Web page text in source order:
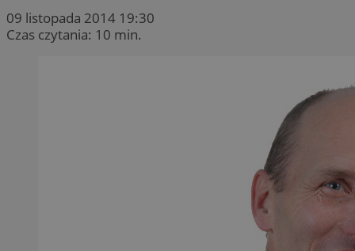
09 listopada 2014 19:30
Czas czytania: 10 min.